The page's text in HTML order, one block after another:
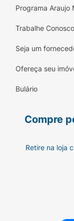
Programa Araujo
Trabalhe Conosco
Seja um
Ofereça seu
Bulário
Compre
Retire na loja